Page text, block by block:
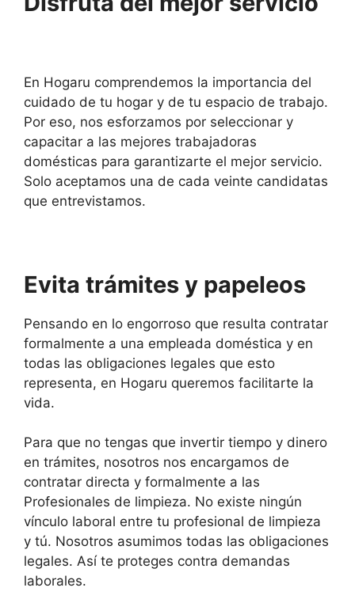
En Hogaru comprendemos la importancia del
cuidado de tu hogar y de tu espacio de trabajo.
Por eso, nos esforzamos por seleccionar y
capacitar a las mejores trabajadoras
domésticas para garantizarte el mejor servicio.
Solo aceptamos una de cada veinte candidatas
que entrevistamos.
Evita trámites y papeleos
Pensando en lo engorroso que resulta contratar
formalmente a una empleada doméstica y en
todas las obligaciones legales que esto
representa, en Hogaru queremos facilitarte la
vida.
Para que no tengas que invertir tiempo y dinero
en trámites, nosotros nos encargamos de
contratar directa y formalmente a las
Profesionales de limpieza. No existe ningún
vínculo laboral entre tu profesional de limpieza
y tú. Nosotros asumimos todas las obligaciones
legales. Así te proteges contra demandas
laborales.